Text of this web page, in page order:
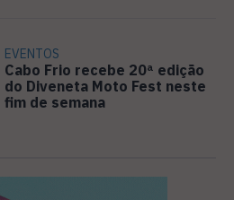
EVENTOS
Cabo Frio recebe 20ª edição
do Diveneta Moto Fest neste
fim de semana